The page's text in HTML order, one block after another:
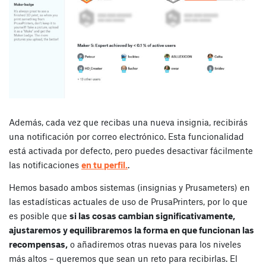
Además, cada vez que recibas una nueva insignia, recibirás
una notificación por correo electrónico. Esta funcionalidad
está activada por defecto, pero puedes desactivar fácilmente
las notificaciones en tu perfil..
Hemos basado ambos sistemas (insignias y Prusameters) en
las estadísticas actuales de uso de PrusaPrinters, por lo que
es posible que si las cosas cambian significativamente,
ajustaremos y equilibraremos la forma en que funcionan las
recompensas, o añadiremos otras nuevas para los niveles
más altos – queremos que sean un reto para recibirlas. El